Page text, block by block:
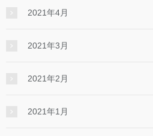
2021年4月
2021年3月
2021年2月
2021年1月